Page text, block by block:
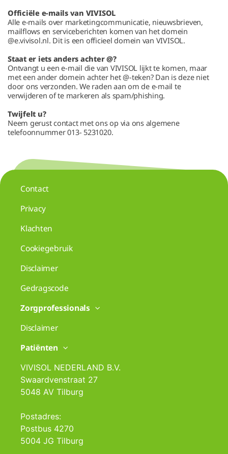
Officiële e-mails van VIVISOL
Alle e-mails over marketingcommunicatie, nieuwsbrieven,
mailflows en serviceberichten komen van het domein
@e.vivisol.nl. Dit is een officieel domein van VIVISOL.
Staat er iets anders achter @?
Ontvangt u een e-mail die van VIVISOL lijkt te komen, maar
met een ander domein achter het @-teken? Dan is deze niet
door ons verzonden. We raden aan om de e-mail te
verwijderen of te markeren als spam/phishing.
Twijfelt u?
Neem gerust contact met ons op via ons algemene
telefoonnummer 013- 5231020.
Contact
Privacy
Klachten
Cookiegebruik
Disclaimer
Gedragscode
Zorgprofessionals
Disclaimer
Patiënten
VIVISOL NEDERLAND B.V.
Swaardvenstraat 27
5048 AV Tilburg
Postadres:
Postbus 4270
5004 JG Tilburg